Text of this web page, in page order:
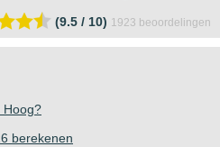
(9.5 / 10) 1923 beoordelingen
Hoog?
berekenen